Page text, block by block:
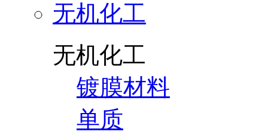
无机化工
无机化工
镀膜材料
单质